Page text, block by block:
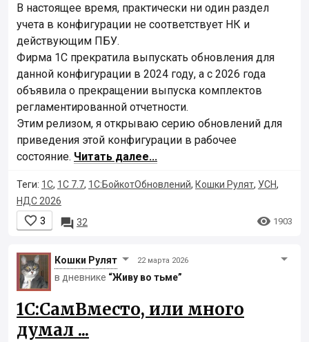
В настоящее время, практически ни один раздел
учета в конфигурации не соответствует НК и
действующим ПБУ.
Фирма 1С прекратила выпускать обновления для
данной конфигурации в 2024 году, а с 2026 года
объявила о прекращении выпуска комплектов
регламентированной отчетности.
Этим релизом, я открываю серию обновлений для
приведения этой конфигурации в рабочее
состояние. Читать далее...
Теги: 1С, 1С 7.7, 1С:БойкотОбновлений, Кошки Рулят, УСН,
НДС 2026
 3  32  1903
Кошки Рyлят 22 марта 2026
в дневнике “Живу во тьме”
1С:СамВместо, или много
думал ...